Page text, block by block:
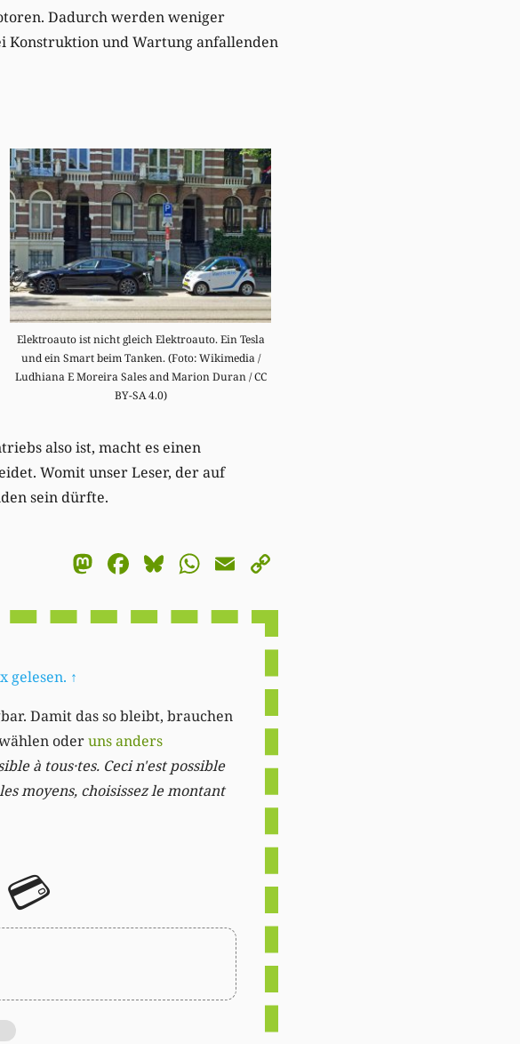
Dadurch werden weniger
Konstruktion und Wartung anfallenden
Elektroauto ist nicht gleich Elektroauto. Ein Tesla
und ein Smart beim Tanken. (Foto: Wikimedia /
Ludhiana E Moreira Sales and Marion Duran / CC
BY-SA 4.0)
also ist, macht es einen
Womit unser Leser, der auf
sein dürfte.
Mastodon
Facebook
Bluesky
WhatsApp
Email
gelesen. ↑
Damit das so bleibt, brauchen
oderuns anders
à tous·tes. Ceci n'est possible
moyens, choisissez le montant
💳